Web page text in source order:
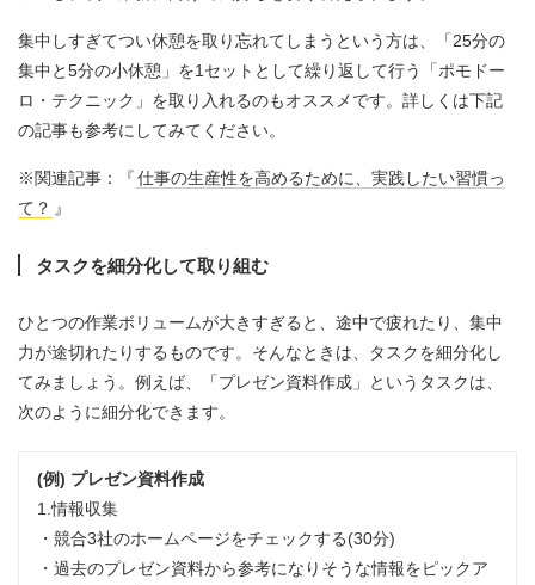
集中しすぎてつい休憩を取り忘れてしまうという方は、「25分の
集中と5分の小休憩」を1セットとして繰り返して行う「ポモドー
ロ・テクニック」を取り入れるのもオススメです。詳しくは下記
の記事も参考にしてみてください。
※関連記事：『仕事の生産性を高めるために、実践したい習慣っ
て？ 』
タスクを細分化して取り組む
ひとつの作業ボリュームが大きすぎると、途中で疲れたり、集中
力が途切れたりするものです。そんなときは、タスクを細分化し
てみましょう。例えば、「プレゼン資料作成」というタスクは、
次のように細分化できます。
(例) プレゼン資料作成
1.情報収集
・競合3社のホームページをチェックする(30分)
・過去のプレゼン資料から参考になりそうな情報をピックア